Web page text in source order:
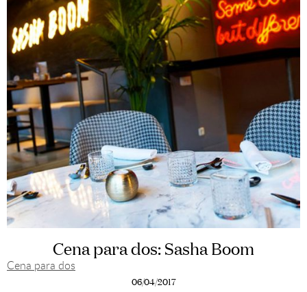
Cena para dos: Sasha Boom
Cena para dos
06/04/2017